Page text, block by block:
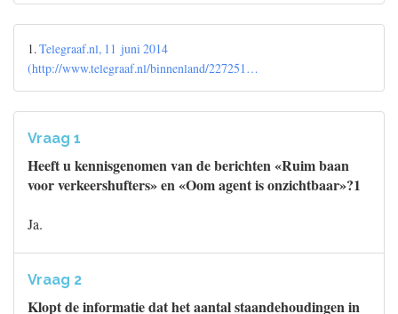
1.Telegraaf.nl, 11 juni 2014
(http://www.telegraaf.nl/binnenland/227251…
Vraag 1
Heeft u kennisgenomen van de berichten «Ruim baan
voor verkeershufters» en «Oom agent is onzichtbaar»?1
Ja.
Vraag 2
Klopt de informatie dat het aantal staandehoudingen in